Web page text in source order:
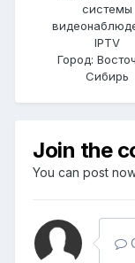
системы
IPTV
Город:
Сибирь
Join the
You can post